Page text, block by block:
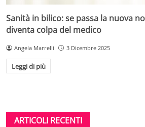
Sanità in bilico: se passa la nuova
diventa colpa del medico
Angela Marrelli 3 Dicembre 2025
Leggi di più
ARTICOLI RECENTI